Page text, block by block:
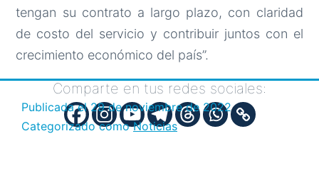
tengan su contrato a largo plazo, con claridad
de costo del servicio y contribuir juntos con el
crecimiento económico del país”.
Comparte en tus redes sociales:
Publicada el29 de noviembre de 2022
Categorizado comoNoticias